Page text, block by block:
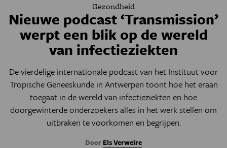
Gezondheid
Nieuwe podcast ‘Transmission’
werpt een blik op de wereld
van infectieziekten
De vierdelige internationale podcast van het Instituut voor
Tropische Geneeskunde in Antwerpen toont hoe het eraan
toegaat in de wereld van infectieziekten en hoe
doorgewinterde onderzoekers alles in het werk stellen om
uitbraken te voorkomen en begrijpen.
Door Els Verweire